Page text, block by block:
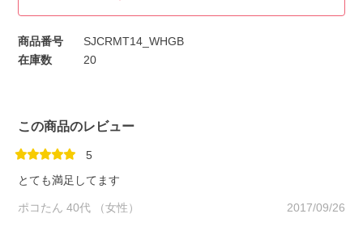
商品番号
SJCRMT14_WHGB
在庫数
20
この商品のレビュー
5
とても満足してます
ポコたん 40代 （女性） 2017/09/26